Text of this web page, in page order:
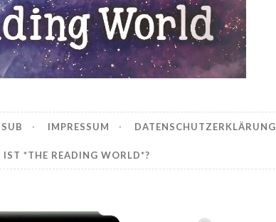
SUB IMPRESSUM DATENSCHUTZERKLÄRUNG
IST *THE READING WORLD*?